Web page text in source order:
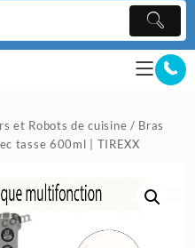
et Robots de cuisine / Bras
tasse 600ml | TIREXX